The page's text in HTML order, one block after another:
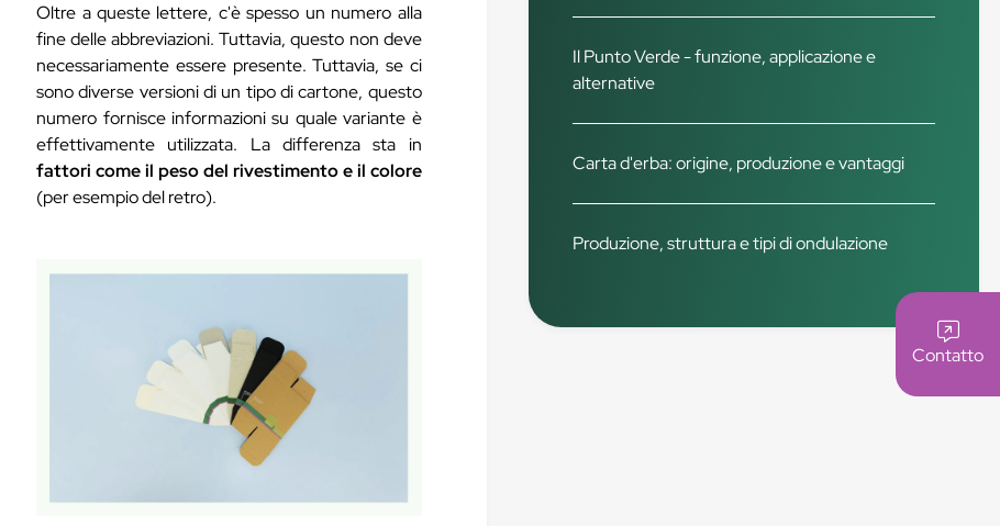
Contatto
Oltre a queste lettere, c'è spesso un numero alla
fine delle abbreviazioni. Tuttavia, questo non deve
necessariamente essere presente. Tuttavia, se ci
sono diverse versioni di un tipo di cartone, questo
numero fornisce informazioni su quale variante è
effettivamente utilizzata. La differenza sta in
fattori come il peso del rivestimento e il colore
(per esempio del retro).
Il Punto Verde - funzione, applicazione e
alternative
Carta d'erba: origine, produzione e vantaggi
Produzione, struttura e tipi di ondulazione